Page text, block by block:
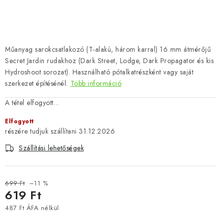
Műanyag sarokcsatlakozó (T-alakú, három karral) 16 mm átmérőjű
Secret Jardin rudakhoz (Dark Street, Lodge, Dark Propagator és kis
Hydroshoot sorozat). Használható pótalkatrészként vagy saját
szerkezet építésénél. Több információ
A tétel elfogyott…
Elfogyott
31.12.2026
Szállítási lehetőségek
699 Ft –11 %
619 Ft
487 Ft ÁFA nélkül